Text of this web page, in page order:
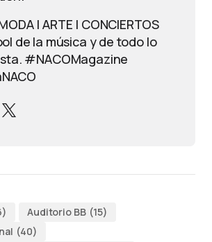
| ARTE | CONCIERTOS
de la música y de todo lo
#NACOMagazine
Auditorio BB (15)
(40)